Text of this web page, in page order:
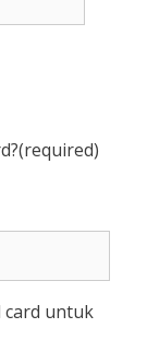
(required)
card untuk